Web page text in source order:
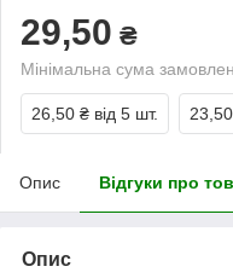
29,50 ₴
Мінімальна сума
26,50 ₴ від 5 шт.
Опис Відгуки про
Опис